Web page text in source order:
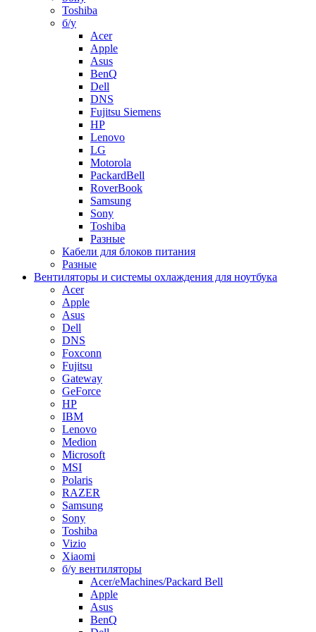
Toshiba
б/у
Acer
Apple
Asus
BenQ
Dell
DNS
Fujitsu Siemens
HP
Lenovo
LG
Motorola
PackardBell
RoverBook
Samsung
Sony
Toshiba
Разные
Кабели для блоков питания
Разные
Вентиляторы и системы охлаждения для ноутбука
Acer
Apple
Asus
Dell
DNS
Foxconn
Fujitsu
Gateway
GeForce
HP
IBM
Lenovo
Medion
Microsoft
MSI
Polaris
RAZER
Samsung
Sony
Toshiba
Vizio
Xiaomi
б/у вентиляторы
Acer/eMachines/Packard Bell
Apple
Asus
BenQ